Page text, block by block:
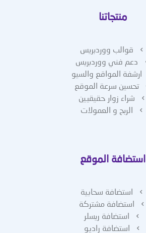
منتجاتنا
قوالب ووردبريس
دعم فني ووردبريس
ارشفة المواقع والسيو
تحسين سرعة الموقع
شراء زوار حقيقيين
الربح و العمولات
استضافة الموقع
استضافة سحابية
استضافة مشتركة
استضافة ريسلر
استضافة راديو